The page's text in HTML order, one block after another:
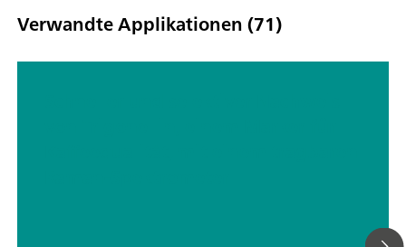
Basiskomponenten für die Durchführung von SERS-Analysen
den Nanopartikellösungen von Metrohm enthält.Das MISA
Paket enthält das MISA-Gerät, ein MISA Vial Attachment, ein
Verwandte Applikationen (71)